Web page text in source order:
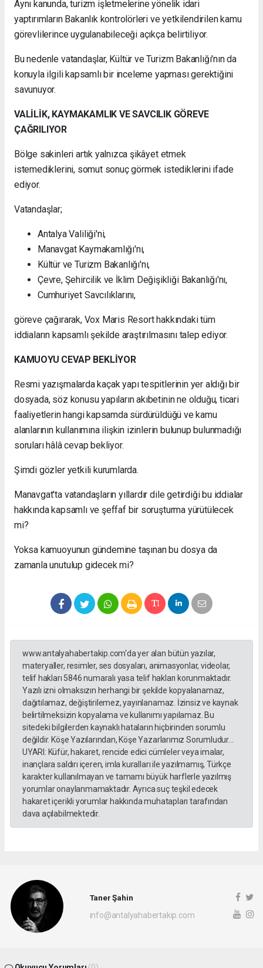
Aynı kanunda, turizm işletmelerine yönelik idari
yaptırımların Bakanlık kontrolörleri ve yetkilendirilen kamu
görevlilerince uygulanabileceği açıkça belirtiliyor.
Bu nedenle vatandaşlar, Kültür ve Turizm Bakanlığı'nın da
konuyla ilgili kapsamlı bir inceleme yapması gerektiğini
savunuyor.
VALİLİK, KAYMAKAMLIK VE SAVCILIK GÖREVE
ÇAĞRILIYOR
Bölge sakinleri artık yalnızca şikâyet etmek
istemediklerini, somut sonuç görmek istediklerini ifade
ediyor.
Vatandaşlar;
Antalya Valiliği'ni,
Manavgat Kaymakamlığı'nı,
Kültür ve Turizm Bakanlığı'nı,
Çevre, Şehircilik ve İklim Değişikliği Bakanlığı'nı,
Cumhuriyet Savcılıklarını,
göreve çağırarak, Vox Maris Resort hakkındaki tüm
iddiaların kapsamlı şekilde araştırılmasını talep ediyor.
KAMUOYU CEVAP BEKLİYOR
Resmi yazışmalarda kaçak yapı tespitlerinin yer aldığı bir
dosyada, söz konusu yapıların akıbetinin ne olduğu, ticari
faaliyetlerin hangi kapsamda sürdürüldüğü ve kamu
alanlarının kullanımına ilişkin izinlerin bulunup bulunmadığı
soruları hâlâ cevap bekliyor.
Şimdi gözler yetkili kurumlarda.
Manavgat'ta vatandaşların yıllardır dile getirdiği bu iddialar
hakkında kapsamlı ve şeffaf bir soruşturma yürütülecek
mi?
Yoksa kamuoyunun gündemine taşınan bu dosya da
zamanla unutulup gidecek mi?
www.antalyahabertakip.com'da yer alan bütün yazılar,
materyaller, resimler, ses dosyaları, animasyonlar, videolar,
telif hakları 5846 numaralı yasa telif hakları korunmaktadır.
Yazılı izni olmaksızın herhangi bir şekilde kopyalanamaz,
dağıtılamaz, değiştirilemez, yayınlanamaz. İzinsiz ve kaynak
belirtilmeksizin kopyalama ve kullanımı yapılamaz. Bu
sitedeki bilgilerden kaynaklı hataların hiçbirinden sorumlu
değildir. Köşe Yazılarından, Köşe Yazarlarımız Sorumludur...
UYARI: Küfür, hakaret, rencide edici cümleler veya imalar,
inançlara saldırı içeren, imla kuralları ile yazılmamış, Türkçe
karakter kullanılmayan ve tamamı büyük harflerle yazılmış
yorumlar onaylanmamaktadır. Ayrıca suç teşkil edecek
hakaret içerikli yorumlar hakkında muhatapları tarafından
dava açılabilmektedir.
Taner Şahin
info@antalyahabertakip.com